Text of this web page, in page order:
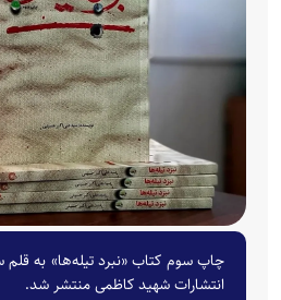
چاپ سوم کتاب «نبرد تیله‌ها» به‌
انتشارات شهید کاظمی منتشر شد.